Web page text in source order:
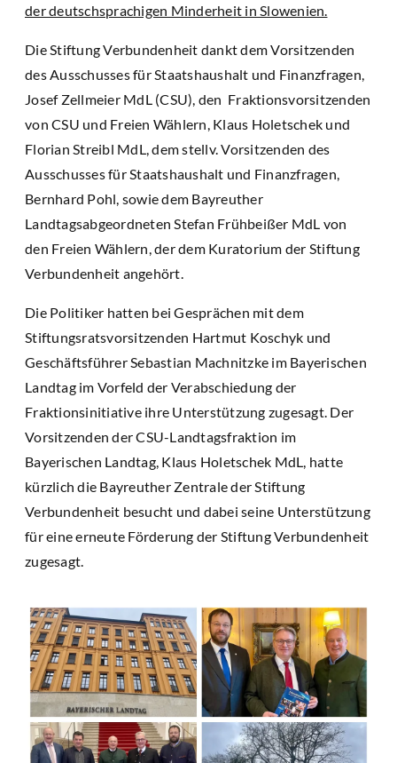
der deutschsprachigen Minderheit in Slowenien.
Die Stiftung Verbundenheit dankt dem Vorsitzenden
des Ausschusses für Staatshaushalt und Finanzfragen,
Josef Zellmeier MdL (CSU), den Fraktionsvorsitzenden
von CSU und Freien Wählern, Klaus Holetschek und
Florian Streibl MdL, dem stellv. Vorsitzenden des
Ausschusses für Staatshaushalt und Finanzfragen,
Bernhard Pohl, sowie dem Bayreuther
Landtagsabgeordneten Stefan Frühbeißer MdL von
den Freien Wählern, der dem Kuratorium der Stiftung
Verbundenheit angehört.
Die Politiker hatten bei Gesprächen mit dem
Stiftungsratsvorsitzenden Hartmut Koschyk und
Geschäftsführer Sebastian Machnitzke im Bayerischen
Landtag im Vorfeld der Verabschiedung der
Fraktionsinitiative ihre Unterstützung zugesagt. Der
Vorsitzenden der CSU-Landtagsfraktion im
Bayerischen Landtag, Klaus Holetschek MdL, hatte
kürzlich die Bayreuther Zentrale der Stiftung
Verbundenheit besucht und dabei seine Unterstützung
für eine erneute Förderung der Stiftung Verbundenheit
zugesagt.